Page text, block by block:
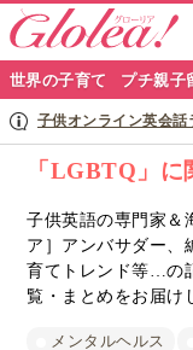
グ
ロ
リ
ア
ナ
世界の子育て プチ親子
子供オンライン英会話
「LGBTQ」
子供英語の専門家＆
ア］アンバサダー、
育てトレンド等…の
覧・まとめをお届け
メンタルヘルス